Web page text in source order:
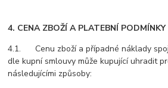
4. CENA ZBOŽÍ A PLATEBNÍ PODMÍNKY
4.1. Cenu zboží a případné náklady
dle kupní smlouvy může kupující uhradit
následujícími způsoby: